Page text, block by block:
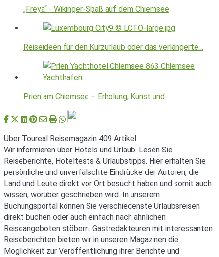
„Freya“ - Wikinger-Spaß auf dem Chiemsee
Reiseideen für den Kurzurlaub oder das verlängerte…
Prien am Chiemsee – Erholung, Kunst und…
Über Toureal Reisemagazin 409 Artikel
Wir informieren über Hotels und Urlaub. Lesen Sie
Reiseberichte, Hoteltests & Urlaubstipps. Hier erhalten Sie
persönliche und unverfälschte Eindrücke der Autoren, die
Land und Leute direkt vor Ort besucht haben und somit auch
wissen, worüber geschrieben wird. In unserem
Buchungsportal können Sie verschiedenste Urlaubsreisen
direkt buchen oder auch einfach nach ähnlichen
Reiseangeboten stöbern. Gastredakteuren mit interessanten
Reiseberichten bieten wir in unseren Magazinen die
Möglichkeit zur Veröffentlichung ihrer Berichte und